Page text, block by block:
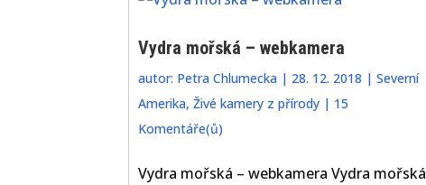
Vydra mořská – webkamera
autor: Petra Chlumecka| 28. 12. 2018 | Severní
Amerika, Živé kamery z přírody| 15
Komentáře(ů)
Vydra mořská – webkamera Vydra mořská